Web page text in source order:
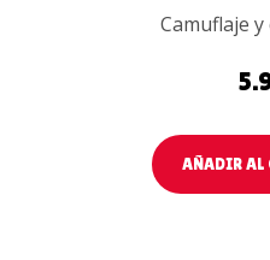
Camuflaje
AÑADIR AL